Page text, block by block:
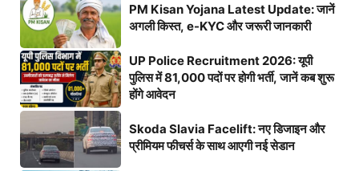
PM Kisan Yojana Latest Update: जानें
अगली किस्त, e-KYC और जरूरी जानकारी
UP Police Recruitment 2026: यूपी
पुलिस में 81,000 पदों पर होगी भर्ती, जानें कब शुरू
होंगे आवेदन
Skoda Slavia Facelift: नए डिजाइन और
प्रीमियम फीचर्स के साथ आएगी नई सेडान